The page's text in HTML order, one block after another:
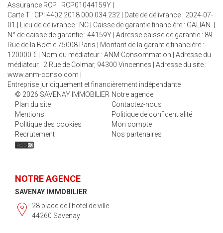
Assurance RCP : RCP01044159Y |
Carte T : CPI 4402 2018 000 034 232 | Date de délivrance : 2024-07-
01 | Lieu de délivrance : NC | Caisse de garantie financière : GALIAN. |
N° de caisse de garantie : 44159Y | Adresse caisse de garantie : 89
Rue de la Boétie 75008 Paris | Montant de la garantie financière :
120000 € | Nom du médiateur : ANM Consommation | Adresse du
médiateur : 2 Rue de Colmar, 94300 Vincennes | Adresse du site :
www.anm-conso.com
Entreprise juridiquement et financièrement indépendante
© 2026 SAVENAY IMMOBILIER Notre agence
Plan du site
Contactez-nous
Mentions
Politique de confidentialité
Politique des cookies
Mon compte
Recrutement
Nos partenaires
NOTRE AGENCE
SAVENAY IMMOBILIER
28 place de l'hotel de ville
44260 Savenay